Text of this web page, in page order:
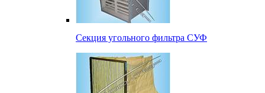
Секция угольного фильтра СУФ